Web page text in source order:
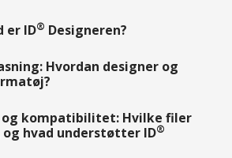
er ID® Designeren?
Hvordan designer og
og kompatibilitet: Hvilke filer
hvad understøtter ID®